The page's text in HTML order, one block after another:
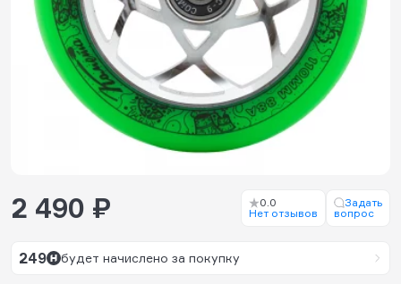
2 490 ₽
0.0
Нет отзывов
Задать
вопрос
249 будет начислено за покупку